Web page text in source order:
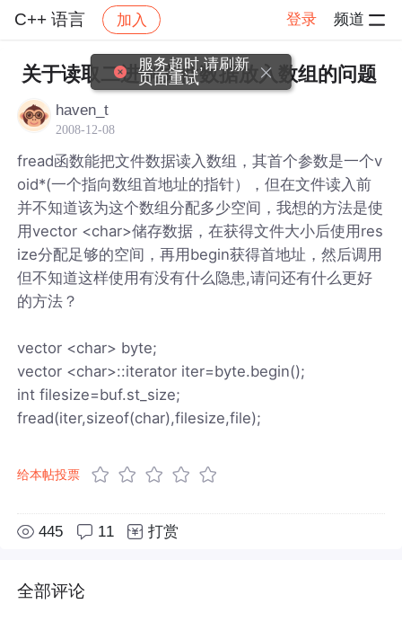
C++ 语言 加入 登录 频道
社区 C++ 语言 帖子详情
关于读取二进制文件数据放入数组的问题
haven_t
2008-12-08
fread函数能把文件数据读入数组，其首个参数是一个v
oid*(一个指向数组首地址的指针），但在文件读入前
并不知道该为这个数组分配多少空间，我想的方法是使
用vector <char>储存数据，在获得文件大小后使用res
ize分配足够的空间，再用begin获得首地址，然后调用
但不知道这样使用有没有什么隐患,请问还有什么更好
的方法？
vector <char> byte;
vector <char>::iterator iter=byte.begin();
int filesize=buf.st_size;
fread(iter,sizeof(char),filesize,file);
给本帖投票
445 11 打赏
全部评论
服务超时,请刷新
页面重试